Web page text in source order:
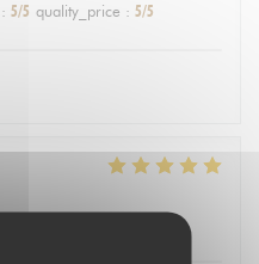
: 5/5 quality_price : 5/5